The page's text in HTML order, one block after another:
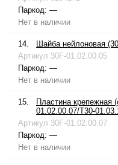
Паркод: —
Нет в наличии
14.
Шайба нейлоновая
Артикул 30F-01.02.00.05
Паркод: —
Нет в наличии
15.
Пластина крепежная
01.02.00.07/T30-
Артикул 30F-01.02.00.07
Паркод: —
Нет в наличии